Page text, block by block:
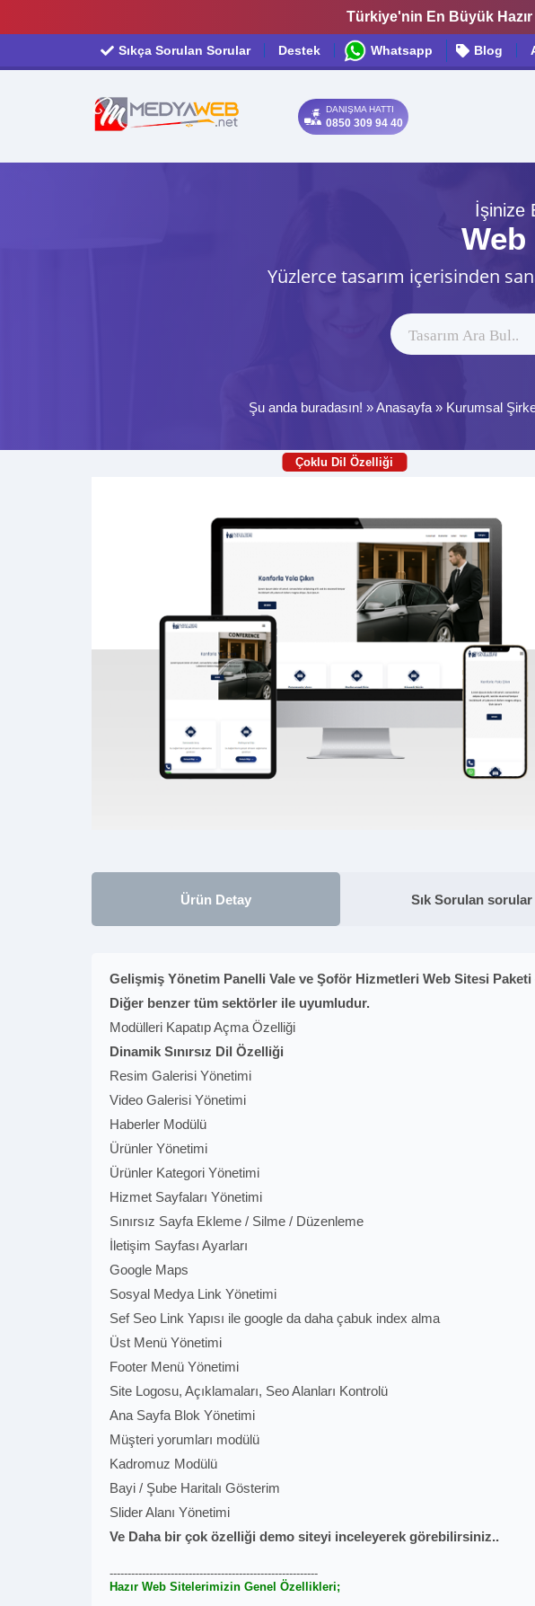
Türkiye'nin En Büyük
Sıkça Sorulan Sorular Destek Whatsapp Blog
DANIŞMA HATTI
0850 309 94 40
İşinize
Yüzlerce tasarım içerisinden
Şu anda buradasın! »Anasayfa» Kurumsal
Çoklu Dil Özelliği
Ürün Detay Sık Sorulan sorular
Gelişmiş Yönetim Panelli Vale ve Şoför Hizmetleri Web Sitesi Paketi
Diğer benzer tüm sektörler ile uyumludur.
Modülleri Kapatıp Açma Özelliği
Dinamik Sınırsız Dil Özelliği
Resim Galerisi Yönetimi
Video Galerisi Yönetimi
Haberler Modülü
Ürünler Yönetimi
Ürünler Kategori Yönetimi
Hizmet Sayfaları Yönetimi
Sınırsız Sayfa Ekleme / Silme / Düzenleme
İletişim Sayfası Ayarları
Google Maps
Sosyal Medya Link Yönetimi
Sef Seo Link Yapısı ile google da daha çabuk index alma
Üst Menü Yönetimi
Footer Menü Yönetimi
Site Logosu, Açıklamaları, Seo Alanları Kontrolü
Ana Sayfa Blok Yönetimi
Müşteri yorumları modülü
Kadromuz Modülü
Bayi / Şube Haritalı Gösterim
Slider Alanı Yönetimi
Ve Daha bir çok özelliği demo siteyi inceleyerek görebilirsiniz..
----------------------------------------------------------
Hazır Web Sitelerimizin Genel Özellikleri;